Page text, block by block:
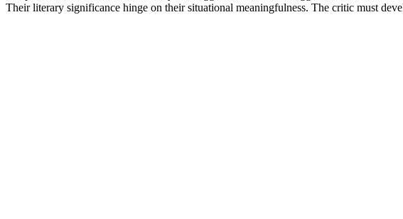
Their literary significance hinge on their situational meaningfulness. The critic must